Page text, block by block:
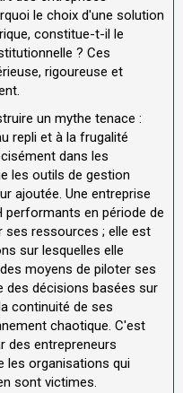
le choix d'une solution
constitue-t-il le
? Ces
rigoureuse et
un mythe tenace :
repli et à la frugalité
dans les
les outils de gestion
ajoutée. Une entreprise
performants en période de
ses ressources ; elle est
sur lesquelles elle
moyens de piloter ses
des décisions basées sur
continuité de ses
chaotique. C'est
des entrepreneurs
les organisations qui
sont victimes.